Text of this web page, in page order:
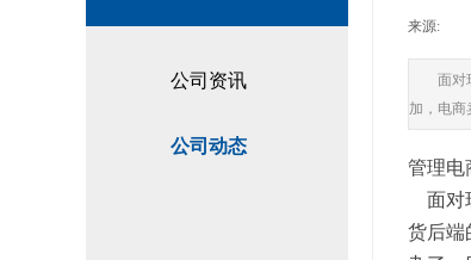
公司资讯
公司动态
来源:
面对
加，电商
管理电
面对
货后端